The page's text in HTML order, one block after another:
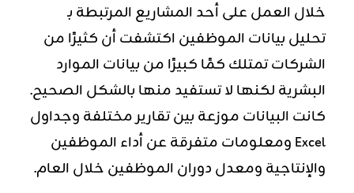
خلال العمل على أحد المشاريع المرتبطة بـ
تحليل بيانات الموظفين اكتشفت أن كثيرًا من
الشركات تمتلك كمًا كبيرًا من بيانات الموارد
البشرية لكنها لا تستفيد منها بالشكل الصحيح.
كانت البيانات موزعة بين تقارير مختلفة وجداول
Excel ومعلومات متفرقة عن أداء الموظفين
والإنتاجية ومعدل دوران الموظفين خلال العام.